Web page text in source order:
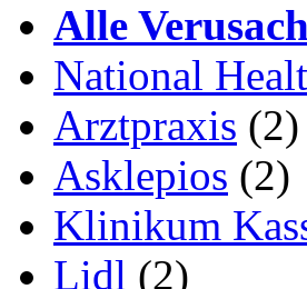
Alle
National
Arztpraxis (2)
Asklepios (2)
Klinikum
Lidl (2)